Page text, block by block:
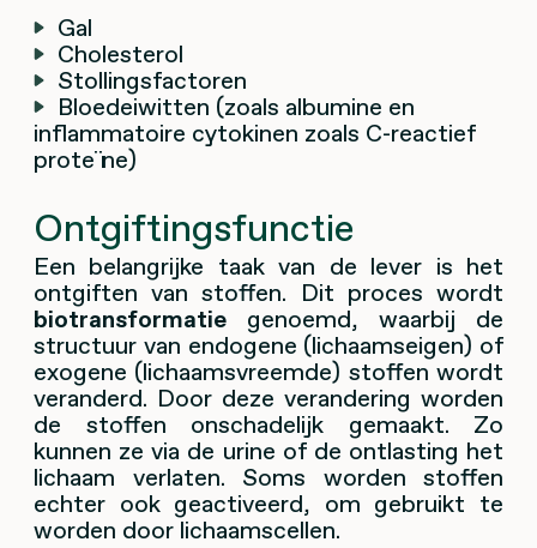
Gal
Cholesterol
Stollingsfactoren
Bloedeiwitten (zoals albumine en
inflammatoire cytokinen zoals C-reactief
proteïne)
Ontgiftingsfunctie
Een belangrijke taak van de lever is het
ontgiften van stoffen. Dit proces wordt
biotransformatie genoemd, waarbij de
structuur van endogene (lichaamseigen) of
exogene (lichaamsvreemde) stoffen wordt
veranderd. Door deze verandering worden
de stoffen onschadelijk gemaakt. Zo
kunnen ze via de urine of de ontlasting het
lichaam verlaten. Soms worden stoffen
echter ook geactiveerd, om gebruikt te
worden door lichaamscellen.